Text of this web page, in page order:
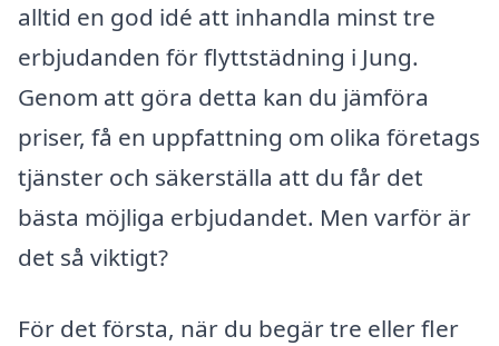
alltid en god idé att inhandla minst tre
erbjudanden för flyttstädning i Jung.
Genom att göra detta kan du jämföra
priser, få en uppfattning om olika företags
tjänster och säkerställa att du får det
bästa möjliga erbjudandet. Men varför är
det så viktigt?
För det första, när du begär tre eller fler